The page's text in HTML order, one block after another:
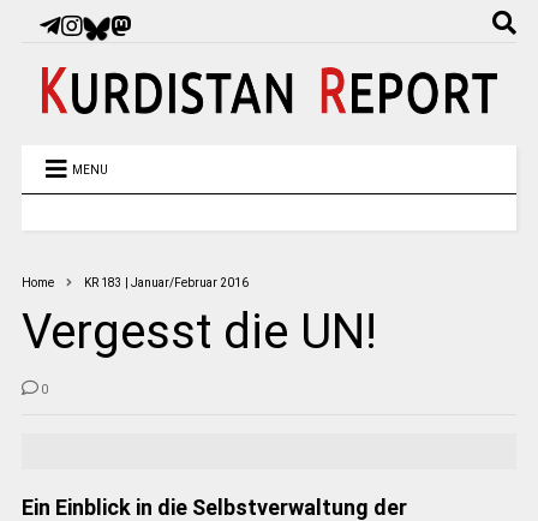
MENU
Home KR 183 | Januar/Februar 2016
Vergesst die UN!
0
Ein Einblick in die Selbstverwaltung der